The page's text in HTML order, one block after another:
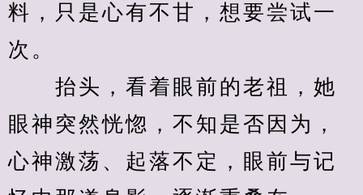
料，只是心有不甘，想要尝试一
次。
抬头，看着眼前的老祖，她
眼神突然恍惚，不知是否因为，
心神激荡、起落不定，眼前与记